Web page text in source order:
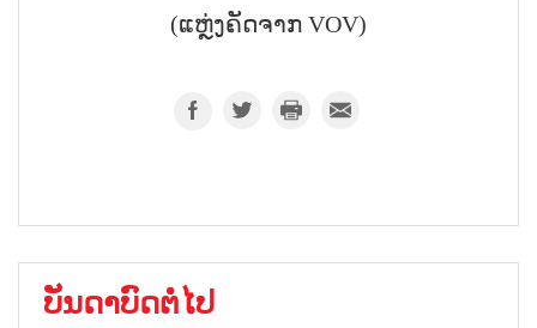
(ແຫຼ່ງຄັດຈາກ VOV)
ບັນດາບົດຕໍ່ໄປ